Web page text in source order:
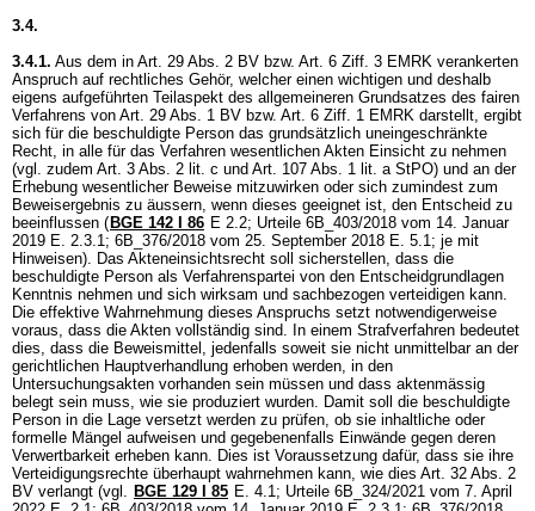
3.4.
3.4.1. Aus dem in Art. 29 Abs. 2 BV bzw. Art. 6 Ziff. 3 EMRK verankerten
Anspruch auf rechtliches Gehör, welcher einen wichtigen und deshalb
eigens aufgeführten Teilaspekt des allgemeineren Grundsatzes des fairen
Verfahrens von Art. 29 Abs. 1 BV bzw. Art. 6 Ziff. 1 EMRK darstellt, ergibt
sich für die beschuldigte Person das grundsätzlich uneingeschränkte
Recht, in alle für das Verfahren wesentlichen Akten Einsicht zu nehmen
(vgl. zudem Art. 3 Abs. 2 lit. c und Art. 107 Abs. 1 lit. a StPO) und an der
Erhebung wesentlicher Beweise mitzuwirken oder sich zumindest zum
Beweisergebnis zu äussern, wenn dieses geeignet ist, den Entscheid zu
beeinflussen ( BGE 142 I 86 E 2.2; Urteile 6B_403/2018 vom 14. Januar
2019 E. 2.3.1; 6B_376/2018 vom 25. September 2018 E. 5.1; je mit
Hinweisen). Das Akteneinsichtsrecht soll sicherstellen, dass die
beschuldigte Person als Verfahrenspartei von den Entscheidgrundlagen
Kenntnis nehmen und sich wirksam und sachbezogen verteidigen kann.
Die effektive Wahrnehmung dieses Anspruchs setzt notwendigerweise
voraus, dass die Akten vollständig sind. In einem Strafverfahren bedeutet
dies, dass die Beweismittel, jedenfalls soweit sie nicht unmittelbar an der
gerichtlichen Hauptverhandlung erhoben werden, in den
Untersuchungsakten vorhanden sein müssen und dass aktenmässig
belegt sein muss, wie sie produziert wurden. Damit soll die beschuldigte
Person in die Lage versetzt werden zu prüfen, ob sie inhaltliche oder
formelle Mängel aufweisen und gegebenenfalls Einwände gegen deren
Verwertbarkeit erheben kann. Dies ist Voraussetzung dafür, dass sie ihre
Verteidigungsrechte überhaupt wahrnehmen kann, wie dies Art. 32 Abs. 2
BV verlangt (vgl. BGE 129 I 85 E. 4.1; Urteile 6B_324/2021 vom 7. April